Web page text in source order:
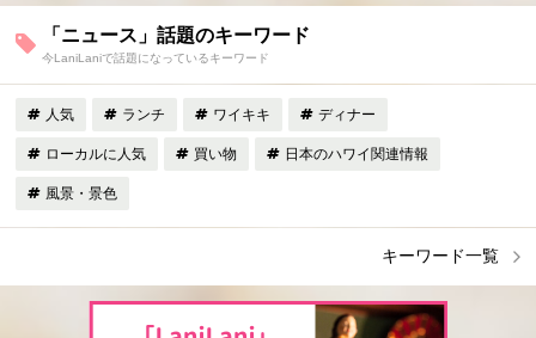
「ニュース」話題のキーワード
今LaniLaniで話題になっているキーワード
人気 ランチ ワイキキ ディナー
ローカルに人気 買い物 日本のハワイ関連情報
風景・景色
キーワード一覧